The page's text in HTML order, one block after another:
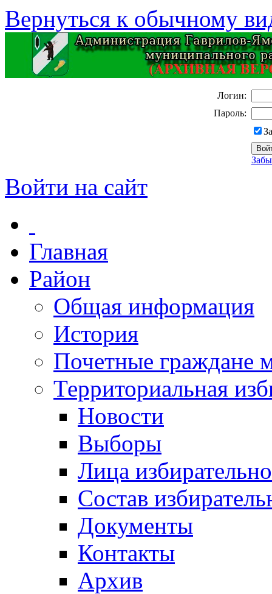
Вернуться к обычному
Логин:
Пароль:
Войти на сайт
Главная
Район
Общая информация
История
Почетные граждане
Территориальная
Новости
Выборы
Лица
Состав
Документы
Контакты
Архив